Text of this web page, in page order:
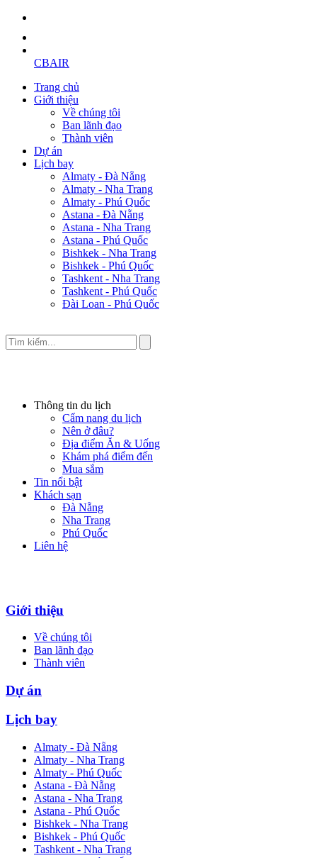
CBAIR
Trang chủ
Giới thiệu
Về chúng tôi
Ban lãnh đạo
Thành viên
Dự án
Lịch bay
Almaty - Đà Nẵng
Almaty - Nha Trang
Almaty - Phú Quốc
Astana - Đà Nẵng
Astana - Nha Trang
Astana - Phú Quốc
Bishkek - Nha Trang
Bishkek - Phú Quốc
Tashkent - Nha Trang
Tashkent - Phú Quốc
Đài Loan - Phú Quốc
Thông tin du lịch
Cẩm nang du lịch
Nên ở đâu?
Địa điểm Ăn & Uống
Khám phá điểm đến
Mua sắm
Tin nổi bật
Khách sạn
Đà Nẵng
Nha Trang
Phú Quốc
Liên hệ
Giới thiệu
Về chúng tôi
Ban lãnh đạo
Thành viên
Dự án
Lịch bay
Almaty - Đà Nẵng
Almaty - Nha Trang
Almaty - Phú Quốc
Astana - Đà Nẵng
Astana - Nha Trang
Astana - Phú Quốc
Bishkek - Nha Trang
Bishkek - Phú Quốc
Tashkent - Nha Trang